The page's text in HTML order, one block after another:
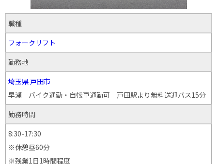
職種
フォークリフト
勤務地
埼玉県 戸田市
早瀬 バイク通勤・自転車通勤可 戸田駅より無料送迎バス15分
勤務時間
8:30-17:30
※休憩昼60分
※残業1日1時間程度